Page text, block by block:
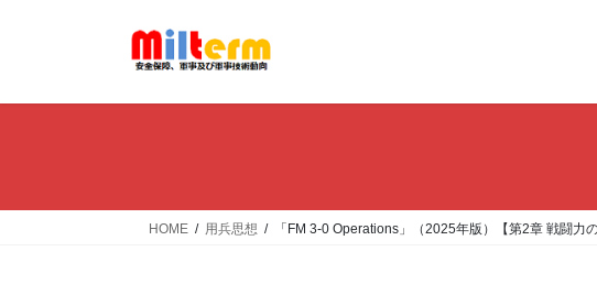
HOME 用兵思想 「FM 3-0 Operations」（2025年版）【第2章 戦闘力